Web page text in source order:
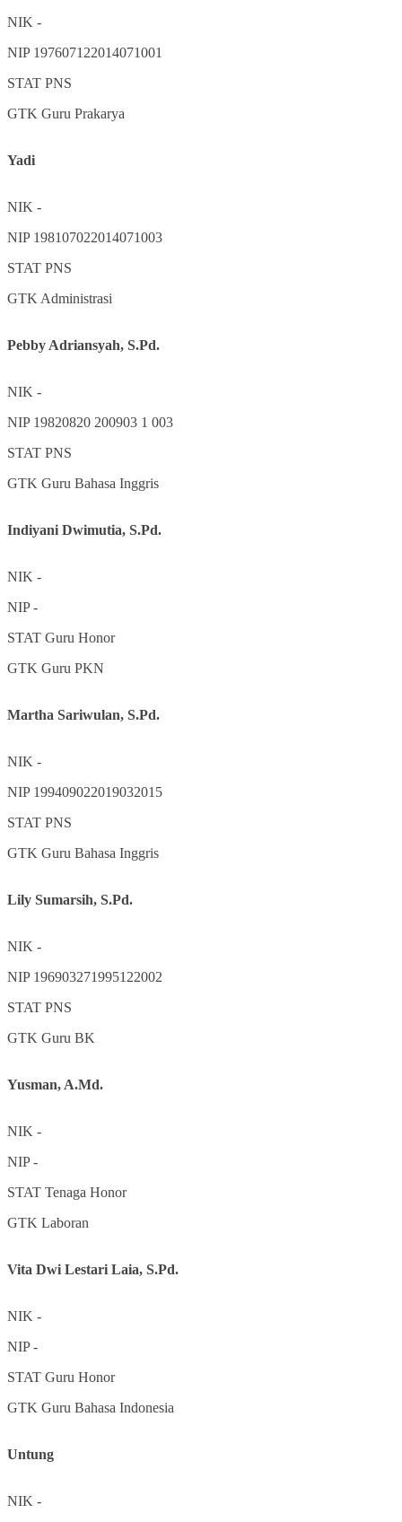
NIK -
NIP 197607122014071001
STAT PNS
GTK Guru Prakarya
Yadi
NIK -
NIP 198107022014071003
STAT PNS
GTK Administrasi
Pebby Adriansyah, S.Pd.
NIK -
NIP 19820820 200903 1 003
STAT PNS
GTK Guru Bahasa Inggris
Indiyani Dwimutia, S.Pd.
NIK -
NIP-
STAT Guru Honor
GTK Guru PKN
Martha Sariwulan, S.Pd.
NIK -
NIP 199409022019032015
STAT PNS
GTK Guru Bahasa Inggris
Lily Sumarsih, S.Pd.
NIK -
NIP 196903271995122002
STAT PNS
GTK Guru BK
Yusman, A.Md.
NIK -
NIP-
STAT Tenaga Honor
GTK Laboran
Vita Dwi Lestari Laia, S.Pd.
NIK -
NIP-
STAT Guru Honor
GTK Guru Bahasa Indonesia
Untung
NIK -